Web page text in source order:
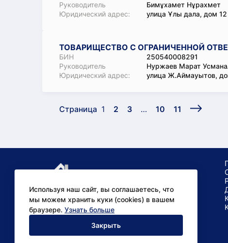
Руководитель
Бимұхамет Нұрахмет
Юридический адрес:
улица Ұлы дала, дом 12
ТОВАРИЩЕСТВО С ОГРАНИЧЕННОЙ
БИН
250540008291
Руководитель
Нуржаев Марат
Юридический адрес:
улица Ж.Аймауытов,
Страница 1 2 3 … 10 11
Используя наш сайт, вы соглашаетесь, что
мы можем хранить куки (cookies) в вашем
браузере. Узнать больше
Закрыть
Аналитические
исследования для бизнеса